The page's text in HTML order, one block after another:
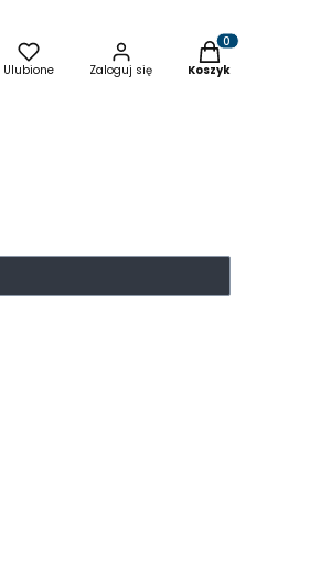
Ulubione Zaloguj się
Produkty w
Koszyk